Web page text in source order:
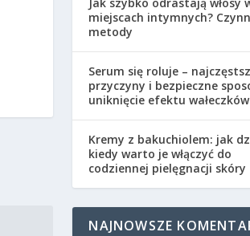
miejscach intymnych?
metody
Serum się roluje –
przyczyny i bezpieczne
uniknięcie efektu wałeczków
Kremy z bakuchiolem: jak
kiedy warto je włączyć do
codziennej pielęgnacji skóry
NAJNOWSZE